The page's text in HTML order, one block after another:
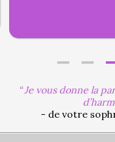
Je vous donne la
- de votre